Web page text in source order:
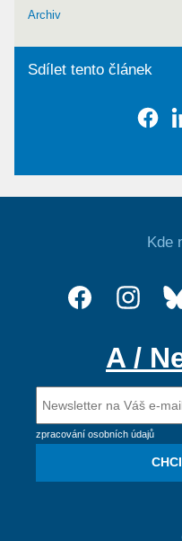
Archiv
Sdílet tento článek
Kde
A /
zpracování osobních údajů